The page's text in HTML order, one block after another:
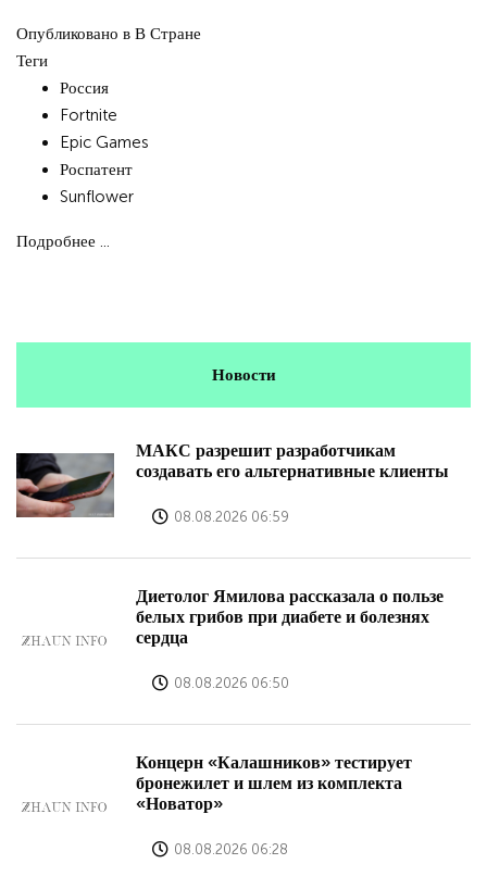
Опубликовано в В Стране
Теги
Россия
Fortnite
Epic Games
Роспатент
Sunflower
Подробнее ...
Новости
МАКС разрешит разработчикам
создавать его альтернативные клиенты
08.08.2026 06:59
Диетолог Ямилова рассказала о пользе
белых грибов при диабете и болезнях
сердца
08.08.2026 06:50
Концерн «Калашников» тестирует
бронежилет и шлем из комплекта
«Новатор»
08.08.2026 06:28